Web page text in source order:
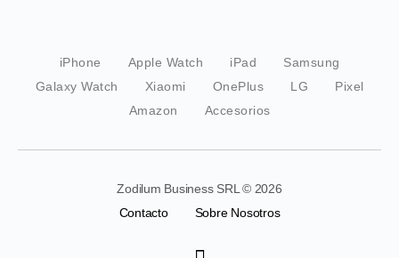
iPhone Apple Watch iPad
Samsung
Galaxy Watch
Xiaomi OnePlus LG
Pixel
Amazon
Accesorios
Zodilum Business SRL © 2026
Contacto
Sobre Nosotros